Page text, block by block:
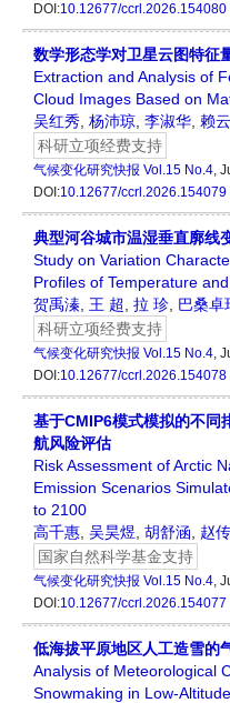
DOI:10.12677/ccrl.2026.154080
数学形态学对卫星云图特征
Extraction and Analysis of
Cloud Images Based on
吴红秀 杨沛琼 李淑华 赖
科研立项经费支持
气候变化研究快报 Vol.15 No.4,
DOI:10.12677/ccrl.2026.154079
典型河谷城市温湿垂直廓线
Study on Variation
Profiles of Temperature
贺禹溱 王 超 拉 珍 巴桑卓
科研立项经费支持
气候变化研究快报 Vol.15 No.4,
DOI:10.12677/ccrl.2026.154078
基于CMIP6模式模拟的不同
航风险评估
Risk Assessment of Arctic
Emission Scenarios
to 2100
高千惠 吴昊煜 胡舒涵 赵
国家自然科学基金支持
气候变化研究快报 Vol.15 No.4,
DOI:10.12677/ccrl.2026.154077
低海拔平原地区人工造雪的
Analysis of Meteorological
Snowmaking in Low-